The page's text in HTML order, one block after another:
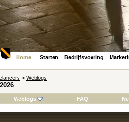
Home Starten Bedrijfsvoering
> Weblogs
Weblogs FAQ